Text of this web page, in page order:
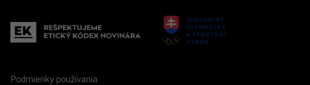
Podmienky používania